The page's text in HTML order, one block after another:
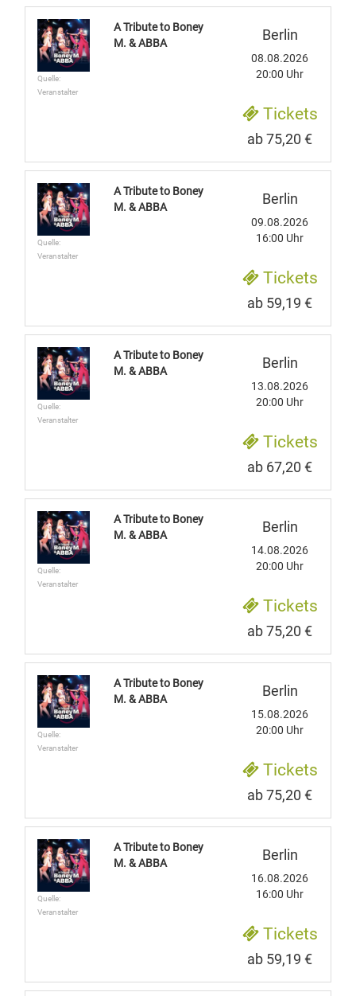
Quelle:
Veranstalter
A Tribute to Boney
M. & ABBA
Berlin
08.08.2026
20:00 Uhr
Tickets
ab 75,20 €
Quelle:
Veranstalter
A Tribute to Boney
M. & ABBA
Berlin
09.08.2026
16:00 Uhr
Tickets
ab 59,19 €
Quelle:
Veranstalter
A Tribute to Boney
M. & ABBA
Berlin
13.08.2026
20:00 Uhr
Tickets
ab 67,20 €
Quelle:
Veranstalter
A Tribute to Boney
M. & ABBA
Berlin
14.08.2026
20:00 Uhr
Tickets
ab 75,20 €
Quelle:
Veranstalter
A Tribute to Boney
M. & ABBA
Berlin
15.08.2026
20:00 Uhr
Tickets
ab 75,20 €
Quelle:
Veranstalter
A Tribute to Boney
M. & ABBA
Berlin
16.08.2026
16:00 Uhr
Tickets
ab 59,19 €